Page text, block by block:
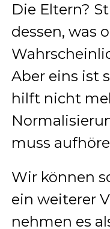
Die Eltern?
dessen, was
Aber eins ist
hilft nicht
muss
Wir können
ein weiterer
nehmen es